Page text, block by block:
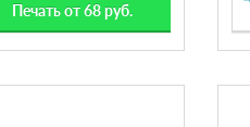
Печать от 68 руб.